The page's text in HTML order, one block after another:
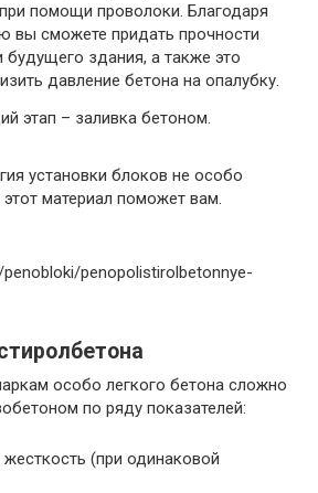
помощи проволоки. Благодаря
вы сможете придать прочности
будущего здания, а также это
давление бетона на опалубку.
этап – заливка бетоном.
установки блоков не особо
материал поможет вам.
penopolistirolbetonnye-
особо легкого бетона сложно
по ряду показателей:
жесткость (при одинаковой